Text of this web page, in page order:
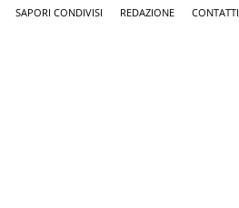
SAPORI CONDIVISI REDAZIONE CONTATTI